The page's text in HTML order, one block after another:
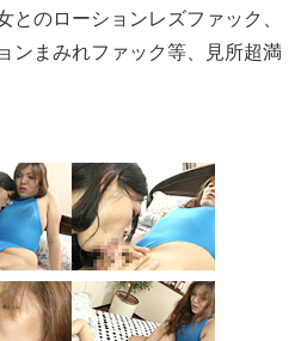
とのローションレズファック、
ンまみれファック等、見所超満